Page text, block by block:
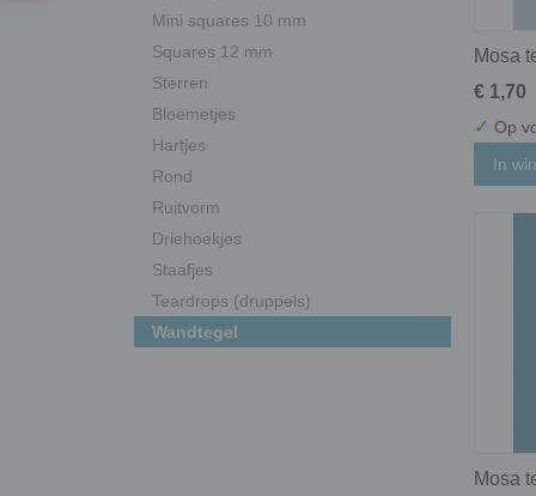
Mini squares 10 mm
Squares 12 mm
Sterren
Bloemetjes
Hartjes
Rond
Ruitvorm
Driehoekjes
Staafjes
Teardrops (druppels)
Wandtegel
Mosa
€ 1,70
✓ Op
In
Mosa